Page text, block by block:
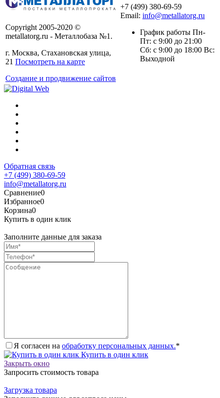
Copyright 2005-2020 ©
metallatorg.ru - Металлобаза №1.
г. Москва, Стахановская улица,
21 Посмотреть на карте
Создание и продвижение сайтов
+7 (499) 380-69-59
Email: info@metallatorg.ru
График работы Пн-
Пт: с 9:00 до 21:00
Сб: с 9:00 до 18:00 Вс:
Выходной
Обратная связь
+7 (499) 380-69-59
info@metallatorg.ru
Сравнение0
Избранное0
Корзина0
Купить в один клик
Заполните данные для заказа
Я согласен на обработку персональных данных.*
Купить в один клик
Закрыть окно
Запросить стоимость товара
Загрузка товара